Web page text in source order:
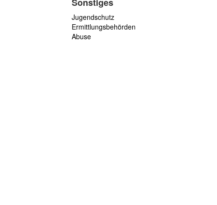
Jugendschutz
Ermittlungsbehörden
Abuse